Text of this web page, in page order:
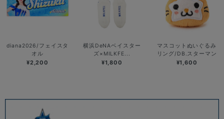
diana2026/フェイスタ
オル
¥2,200
横浜DeNAベイスター
ズ×MILKFE...
¥1,800
マスコットぬいぐるみ
リング/DB.スターマン
¥1,600